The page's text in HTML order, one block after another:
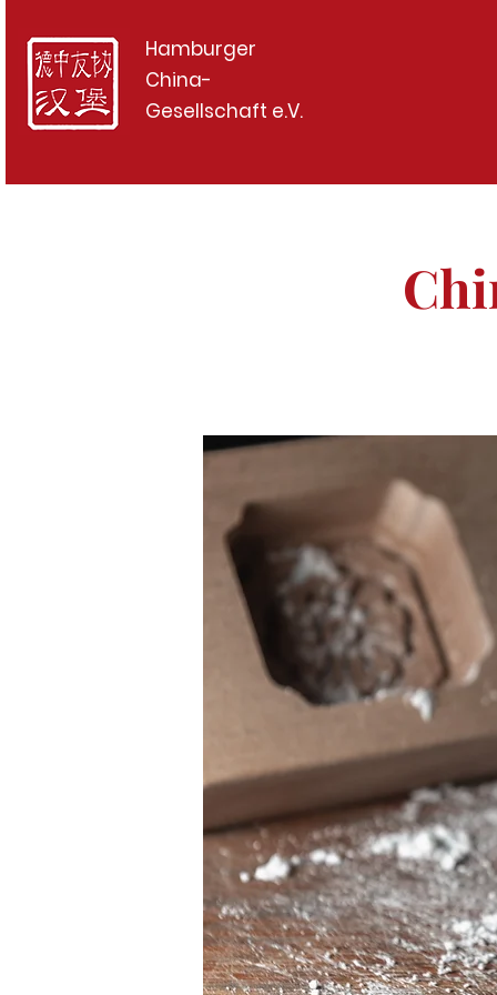
Hamburger
China-
Gesellschaft e.V.